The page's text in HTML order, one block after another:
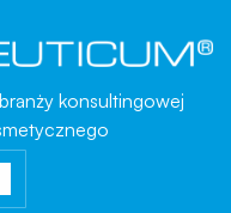
konsultingowej